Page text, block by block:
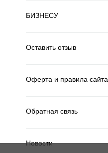
БИЗНЕСУ
Оставить отзыв
Оферта и правила сайта
Обратная связь
Новости